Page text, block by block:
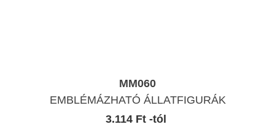
MM060
EMBLÉMÁZHATÓ ÁLLATFIGURÁK
3.114 Ft -tól